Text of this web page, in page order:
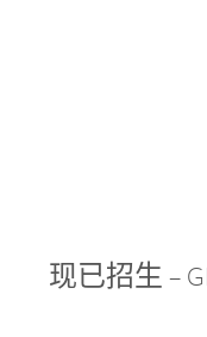
现已招生 –